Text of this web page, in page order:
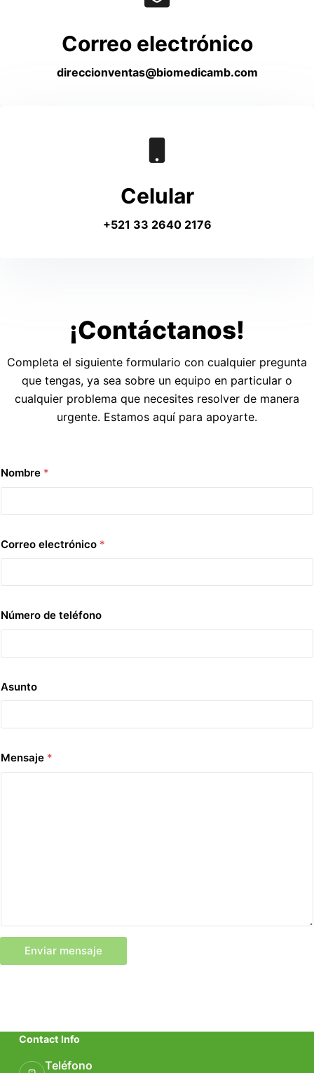
Correo electrónico
direccionventas@biomedicamb.com
Celular
+521 33 2640 2176
¡Contáctanos!
Completa el siguiente formulario con cualquier pregunta
que tengas, ya sea sobre un equipo en particular o
cualquier problema que necesites resolver de manera
urgente. Estamos aquí para apoyarte.
Nombre *
Correo electrónico *
Número de teléfono
Asunto
Mensaje *
Enviar mensaje
Contact Info
Teléfono